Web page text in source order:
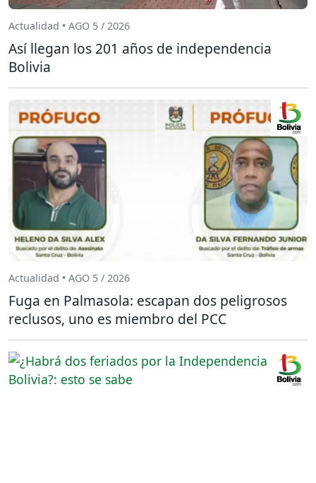
Actualidad • AGO 5 / 2026
Así llegan los 201 años de independencia
Bolivia
Actualidad • AGO 5 / 2026
Fuga en Palmasola: escapan dos peligrosos
reclusos, uno es miembro del PCC